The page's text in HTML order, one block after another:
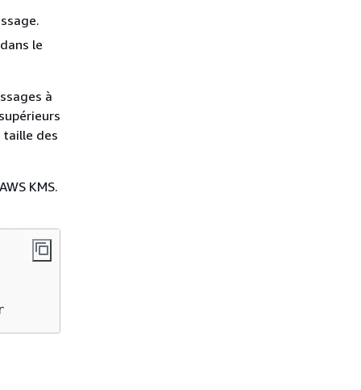
version
key-id
le
à
taille des
KMS.